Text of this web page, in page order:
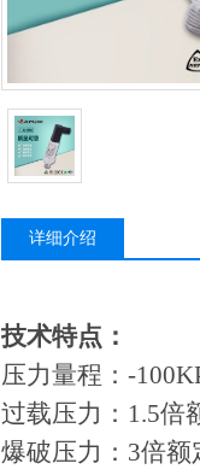
详细介绍
技术特点：
压力量程： -
过载压力： 1.5倍
爆破压力： 3倍额